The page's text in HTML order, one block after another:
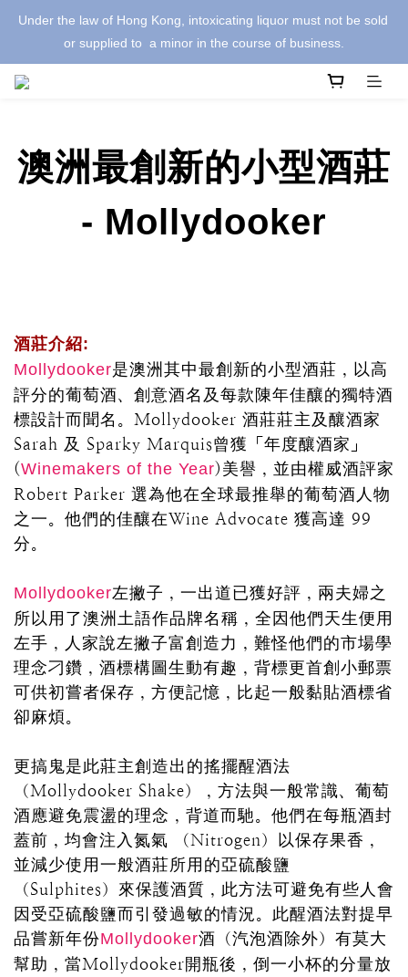
Under the law of Hong Kong, intoxicating liquor must not be sold
or supplied to  a minor in the course of business.
澳洲最創新的小型酒莊
- Mollydooker
酒莊介紹:
Mollydooker是澳洲其中最創新的小型酒莊，以高
評分的葡萄酒、創意酒名及每款陳年佳釀的獨特酒
標設計而聞名。Mollydooker 酒莊莊主及釀酒家
Sarah 及 Sparky Marquis曾獲「年度釀酒家」
(Winemakers of the Year)美譽，並由權威酒評家
Robert Parker 選為他在全球最推舉的葡萄酒人物
之一。他們的佳釀在Wine Advocate 獲高達 99
分。
Mollydooker左撇子，一出道已獲好評，兩夫婦之
所以用了澳洲土語作品牌名稱，全因他們天生便用
左手，人家說左撇子富創造力，難怪他們的市場學
理念刁鑽，酒標構圖生動有趣，背標更首創小郵票
可供初嘗者保存，方便記憶，比起一般黏貼酒標省
卻麻煩。
更搞鬼是此莊主創造出的搖擺醒酒法
（Mollydooker Shake），方法與一般常識、葡萄
酒應避免震盪的理念，背道而馳。他們在每瓶酒封
蓋前，均會注入氮氣 （Nitrogen）以保存果香，
並減少使用一般酒莊所用的亞硫酸鹽
（Sulphites）來保護酒質，此方法可避免有些人會
因受亞硫酸鹽而引發過敏的情況。此醒酒法對提早
品嘗新年份Mollydooker酒（汽泡酒除外）有莫大
幫助，當Mollydooker開瓶後，倒一小杯的分量放